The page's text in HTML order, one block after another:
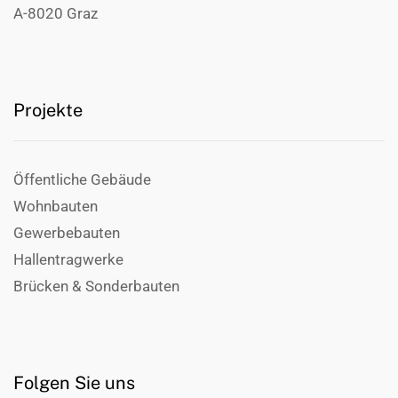
A-8020 Graz
Projekte
Öffentliche Gebäude
Wohnbauten
Gewerbebauten
Hallentragwerke
Brücken & Sonderbauten
Folgen Sie uns